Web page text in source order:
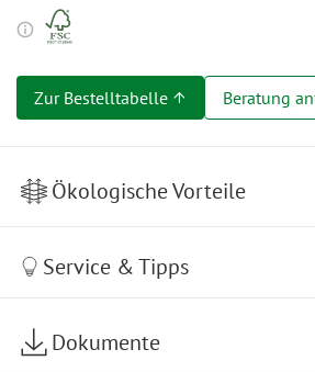
Zur Bestelltabelle ↑ Beratung
Ökologische Vorteile
Service & Tipps
Dokumente